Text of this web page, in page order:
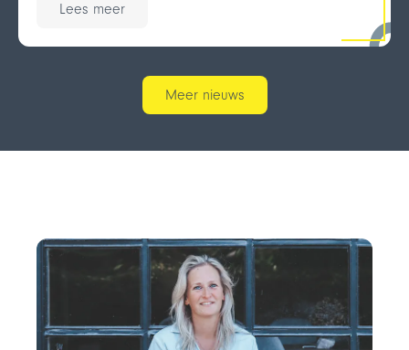
Lees meer
Meer nieuws